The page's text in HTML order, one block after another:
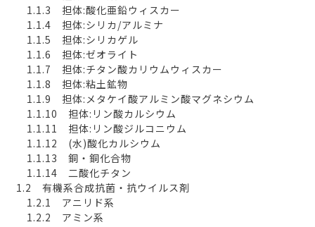
1.1.3 担体:酸化亜鉛ウィスカー
1.1.4 担体:シリカ/アルミナ
1.1.5 担体:シリカゲル
1.1.6 担体:ゼオライト
1.1.7 担体:チタン酸カリウムウィスカー
1.1.8 担体:粘土鉱物
1.1.9 担体:メタケイ酸アルミン酸マグネシウム
1.1.10 担体:リン酸カルシウム
1.1.11 担体:リン酸ジルコニウム
1.1.12 (水)酸化カルシウム
1.1.13 銅・銅化合物
1.1.14 二酸化チタン
1.2 有機系合成抗菌・抗ウイルス剤
1.2.1 アニリド系
1.2.2 アミン系